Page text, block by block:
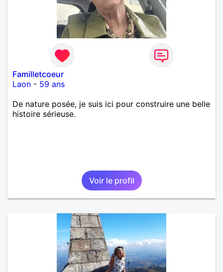
Familletcoeur
Laon - 59 ans
De nature posée, je suis ici pour construire une belle
histoire sérieuse.
Voir le profil